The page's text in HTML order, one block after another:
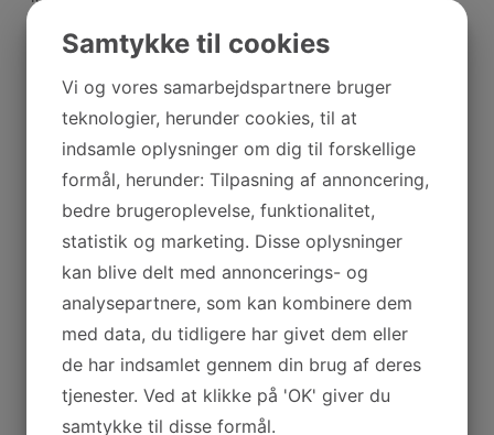
hotelværelse, såsom rengøring, sengelinned samt
Hvad siger gæsterne
Reception
Vores reception har åbent mandag til torsdag 09.00 til kl.
Samtykke til cookies
Vi og vores samarbejdspartnere bruger
teknologier, herunder cookies, til at
indsamle oplysninger om dig til forskellige
formål, herunder: Tilpasning af annoncering,
bedre brugeroplevelse, funktionalitet,
statistik og marketing. Disse oplysninger
kan blive delt med annoncerings- og
analysepartnere, som kan kombinere dem
med data, du tidligere har givet dem eller
de har indsamlet gennem din brug af deres
tjenester. Ved at klikke på 'OK' giver du
samtykke til disse formål.